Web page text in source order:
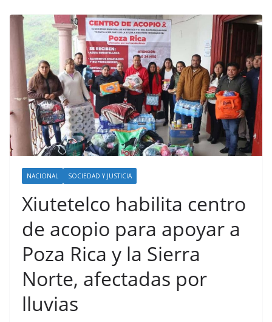
NACIONAL SOCIEDAD Y JUSTICIA
Xiutetelco habilita centro
de acopio para apoyar a
Poza Rica y la Sierra
Norte, afectadas por
lluvias